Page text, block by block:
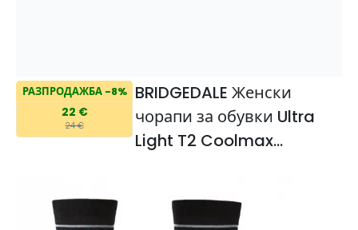
РАЗПРОДАЖБА -8%
22 €
24 €
BRIDGEDALE Женски
чорапи за обувки Ultra
Light T2 Coolmax